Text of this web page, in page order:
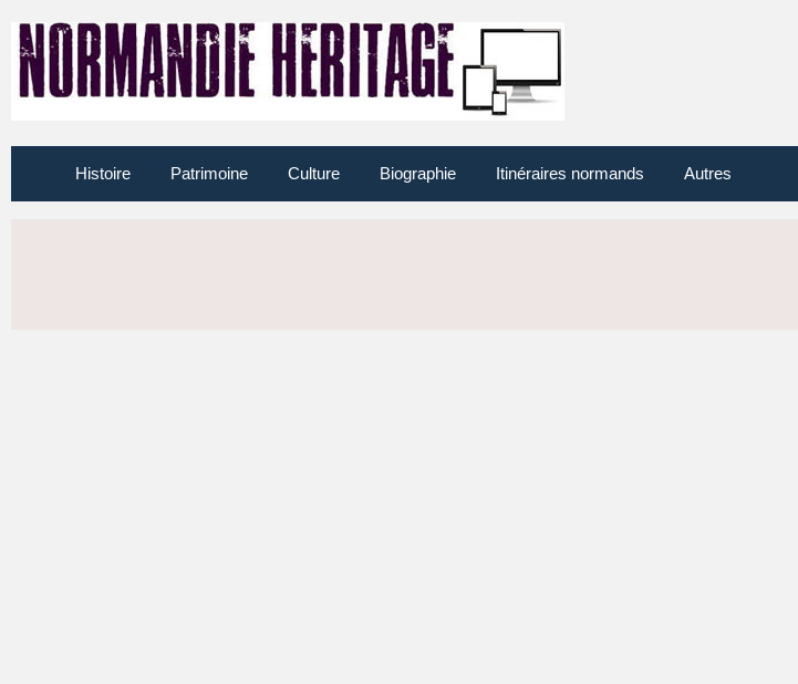
Histoire Patrimoine Culture Biographie Itinéraires normands Autres